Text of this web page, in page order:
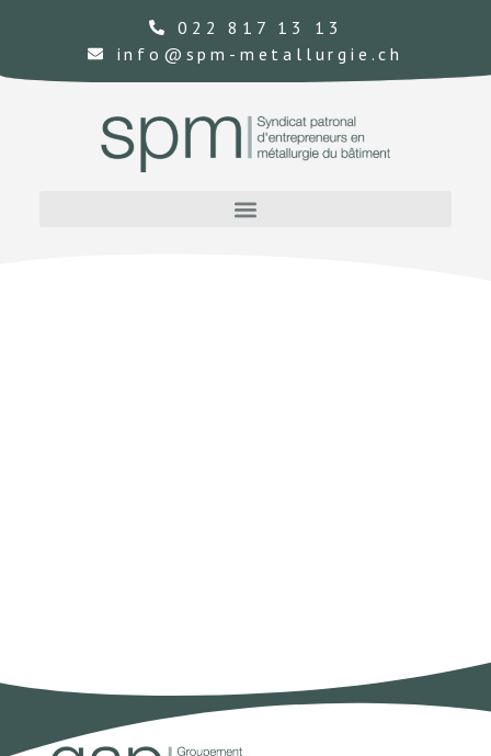
022 817 13 13
info@spm-metallurgie.ch